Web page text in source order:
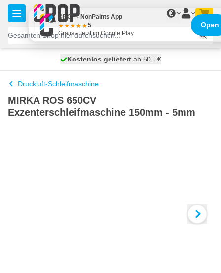
Zum Inhalt springen
€
heute versendet
Kostenlos geliefertab 50,- €
100 Tage
Druckluft-Schleifmaschine
MIRKA ROS 650CV
Exzenterschleifmaschine 150mm - 5mm
CROP - NonPaints App
5
Gratis - Jetzt im Google Play
Open